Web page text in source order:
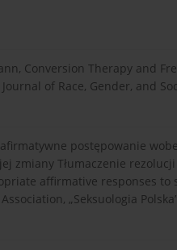
Conversion Therapy and
of Race, Gender, and
postępowanie
zmiany Tłumaczenie
affirmative responses
„Seksuologia